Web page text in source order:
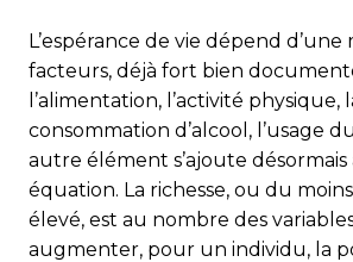
L’espérance de vie dépend
facteurs, déjà fort bien
l’alimentation, l’activité physique,
consommation d’alcool, l’usage
autre élément s’ajoute
équation. La richesse, ou du
élevé, est au nombre des
augmenter, pour un individu, la